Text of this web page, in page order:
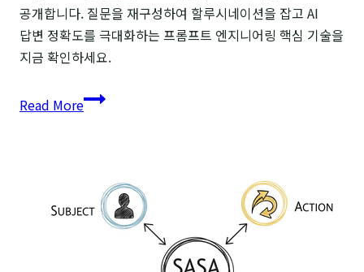
공개합니다. 질문을 재구성하여 할루시네이션을 잡고 AI
답변 정확도를 극대화하는 프롬프트 엔지니어링 핵심 기술을
지금 확인하세요.
Read MoreRaR
하나로
AI
할루시네이션